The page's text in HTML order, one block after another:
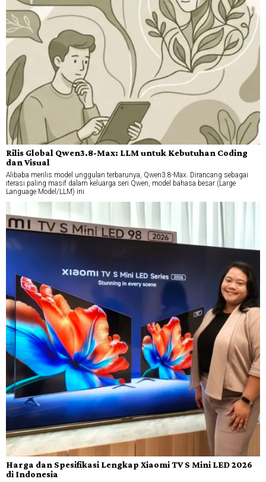
Rilis Global Qwen3.8-Max: LLM untuk Kebutuhan Coding
dan Visual
Alibaba merilis model unggulan terbarunya, Qwen3.8-Max. Dirancang sebagai
iterasi paling masif dalam keluarga seri Qwen, model bahasa besar (Large
Language Model/LLM) ini
Harga dan Spesifikasi Lengkap Xiaomi TV S Mini LED 2026
di Indonesia